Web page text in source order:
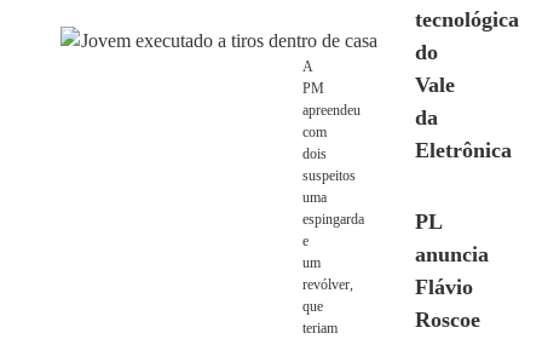
A
PM
apreendeu
com
dois
suspeitos
uma
espingarda
e
um
revólver,
que
teriam
tecnológica
do
Vale
da
Eletrônica
PL
anuncia
Flávio
Roscoe